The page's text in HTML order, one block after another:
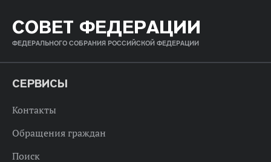
СОВЕТ ФЕДЕРАЦИИ
ФЕДЕРАЛЬНОГО СОБРАНИЯ РОССИЙСКОЙ ФЕДЕРАЦИИ
СЕРВИСЫ
Контакты
Обращения граждан
Поиск